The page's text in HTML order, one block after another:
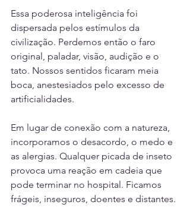
Essa poderosa inteligência foi
dispersada pelos estímulos da
civilização. Perdemos então o faro
original, paladar, visão, audição e o
tato. Nossos sentidos ficaram meia
boca, anestesiados pelo excesso de
artificialidades.
Em lugar de conexão com a natureza,
incorporamos o desacordo, o medo e
as alergias. Qualquer picada de inseto
provoca uma reação em cadeia que
pode terminar no hospital. Ficamos
frágeis, inseguros, doentes e distantes.